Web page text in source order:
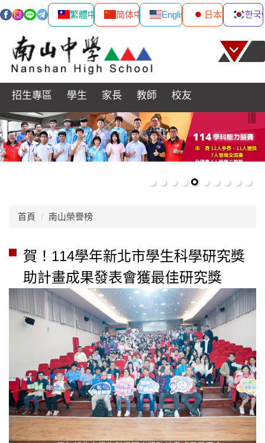
繁體中文 简体中文 English 日本語 한국
到
要
容
區
招生專區 學生 家長 教師 校友
首頁 南山榮譽榜
賀！114學年新北市學生科學研究獎
助計畫成果發表會獲最佳研究獎